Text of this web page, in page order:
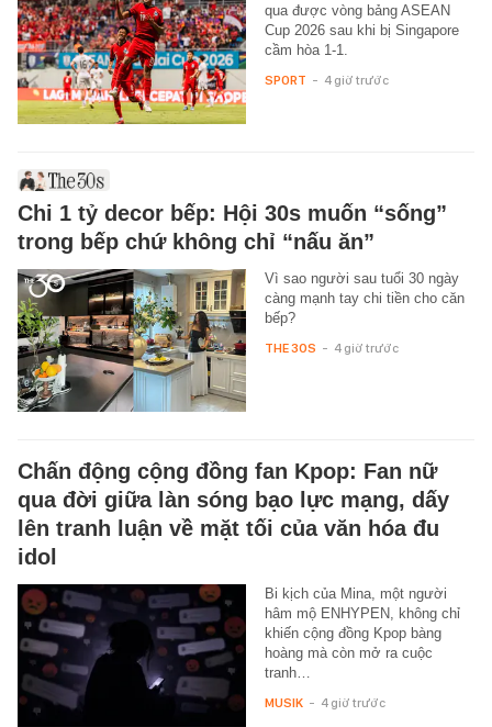
qua được vòng bảng ASEAN
Cup 2026 sau khi bị Singapore
cầm hòa 1-1.
SPORT - 4 giờ trước
Chi 1 tỷ decor bếp: Hội 30s muốn “sống”
trong bếp chứ không chỉ “nấu ăn”
Vì sao người sau tuổi 30 ngày
càng mạnh tay chi tiền cho căn
bếp?
THE 30S - 4 giờ trước
Chấn động cộng đồng fan Kpop: Fan nữ
qua đời giữa làn sóng bạo lực mạng, dấy
lên tranh luận về mặt tối của văn hóa đu
idol
Bi kịch của Mina, một người
hâm mộ ENHYPEN, không chỉ
khiến cộng đồng Kpop bàng
hoàng mà còn mở ra cuộc
tranh…
MUSIK - 4 giờ trước